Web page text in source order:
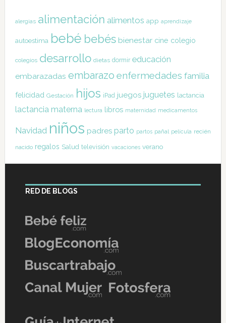
alergias alimentación alimentos app aprendizaje
autoestima bebé bebés bienestar cine colegio
colegios desarrollo dietas dormir educación
embarazadas embarazo enfermedades familia
felicidad Gestación hijos iPad juegos juguetes lactancia
lactancia materna lectura libros maternidad medicamentos
Navidad niños padres parto partos pañal película recién
nacido regalos Salud televisión vacaciones verano
RED DE BLOGS